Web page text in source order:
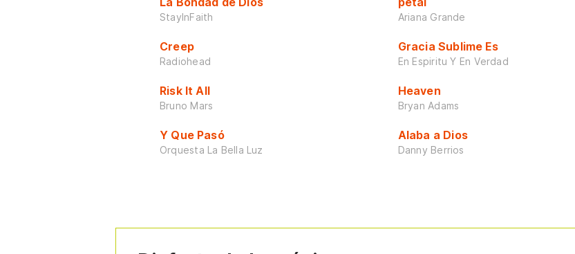
StayInFaith
Creep
Radiohead
Risk It All
Bruno Mars
Y Que Pasó
Orquesta La Bella Luz
Ariana Grande
Gracia Sublime Es
En Espiritu Y En Verdad
Heaven
Bryan Adams
Alaba a Dios
Danny Berrios